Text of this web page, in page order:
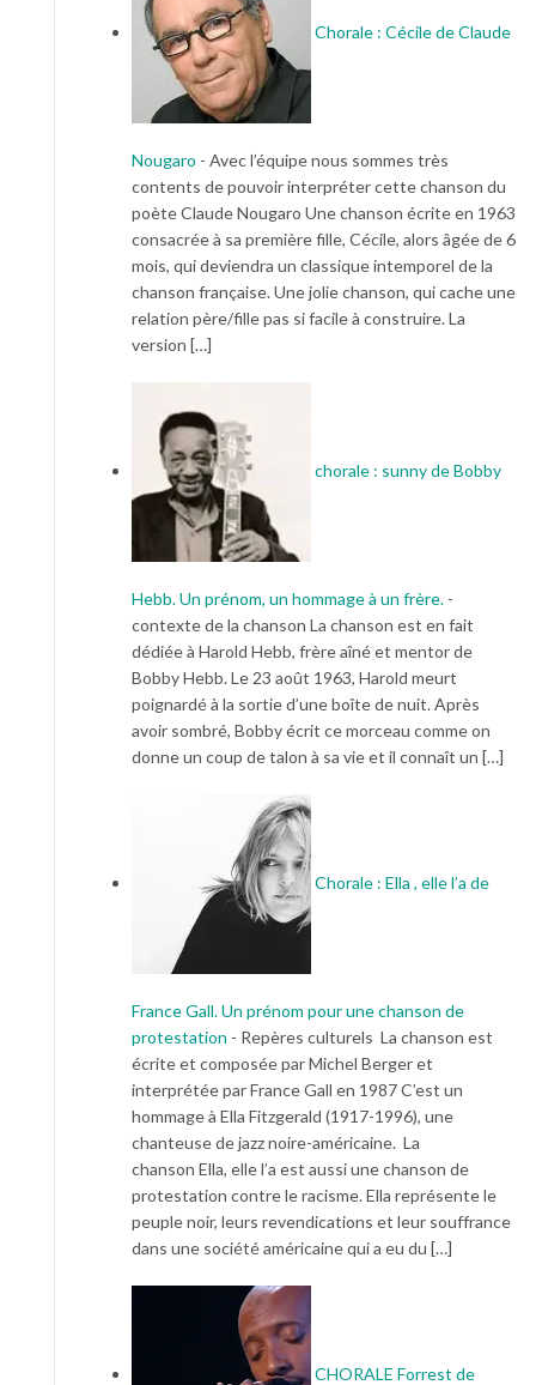
Chorale : Cécile de Claude
Nougaro - Avec l’équipe nous sommes très
contents de pouvoir interpréter cette chanson du
poète Claude Nougaro Une chanson écrite en 1963
consacrée à sa première fille, Cécile, alors âgée de 6
mois, qui deviendra un classique intemporel de la
chanson française. Une jolie chanson, qui cache une
relation père/fille pas si facile à construire. La
version […]
chorale : sunny de Bobby
Hebb. Un prénom, un hommage à un frère. -
contexte de la chanson La chanson est en fait
dédiée à Harold Hebb, frère aîné et mentor de
Bobby Hebb. Le 23 août 1963, Harold meurt
poignardé à la sortie d’une boîte de nuit. Après
avoir sombré, Bobby écrit ce morceau comme on
donne un coup de talon à sa vie et il connaît un […]
Chorale : Ella , elle l’a de
France Gall. Un prénom pour une chanson de
protestation - Repères culturels La chanson est
écrite et composée par Michel Berger et
interprétée par France Gall en 1987 C’est un
hommage à Ella Fitzgerald (1917-1996), une
chanteuse de jazz noire-américaine. La
chanson Ella, elle l’a est aussi une chanson de
protestation contre le racisme. Ella représente le
peuple noir, leurs revendications et leur souffrance
dans une société américaine qui a eu du […]
CHORALE Forrest de